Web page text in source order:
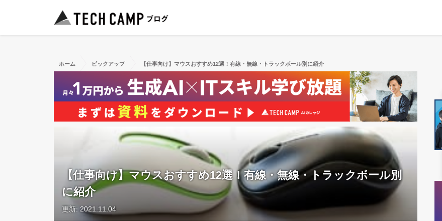
ホーム ピックアップ 【仕事向け】マウスおすすめ12選！有線・無線・トラックボール別に紹介
【仕事向け】マウスおすすめ12選！有線・無線・トラックボール別
に紹介
更新: 2021.11.04